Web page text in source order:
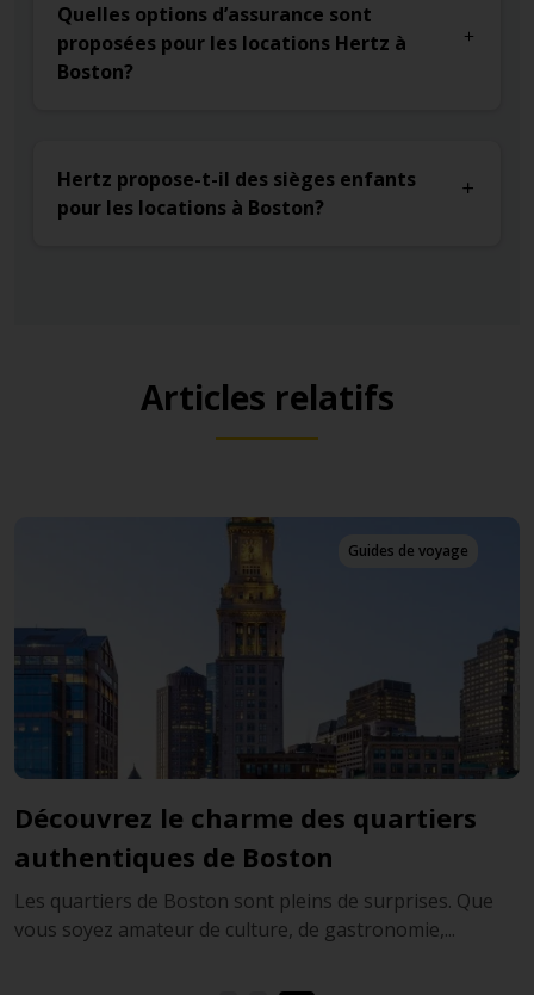
Quelles options d’assurance sont
proposées pour les locations Hertz à
Boston?
Hertz propose-t-il des sièges enfants
pour les locations à Boston?
Articles relatifs
Derniers articles
Le meilleur de Boston
Profitez pleinement de votre visite de Boston en louant
une voiture et en suivant ce guide regroupan...